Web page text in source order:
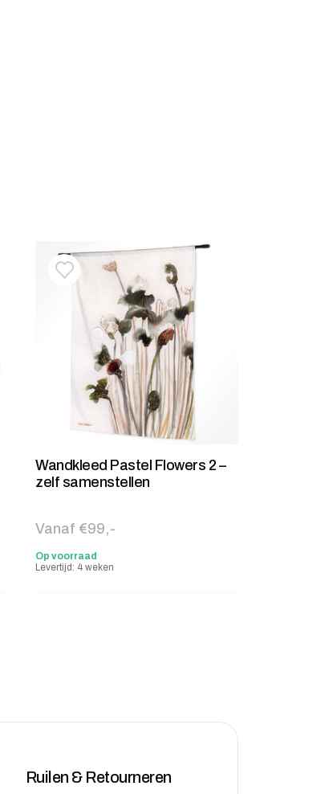
Toevoegen aan verlanglijstje
Verwijderen van verlanglijst
Wandkleed Pastel Flowers 2 –
zelf samenstellen
Vanaf €99,-
Op voorraad
Levertijd: 4 weken
Ruilen & Retourneren